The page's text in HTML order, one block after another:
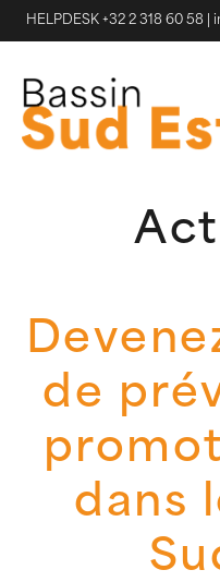
HELPDESK +32 2 318 60 58
de
dans